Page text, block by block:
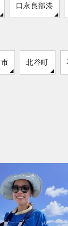
口永良部港
北谷町